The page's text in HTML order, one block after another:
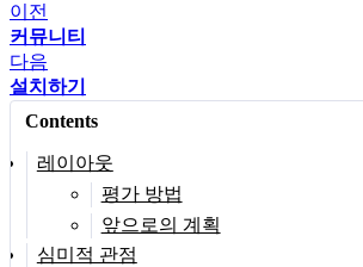
이전
커뮤니티
다음
설치하기
Contents
레이아웃
평가 방법
앞으로의 계획
심미적 관점